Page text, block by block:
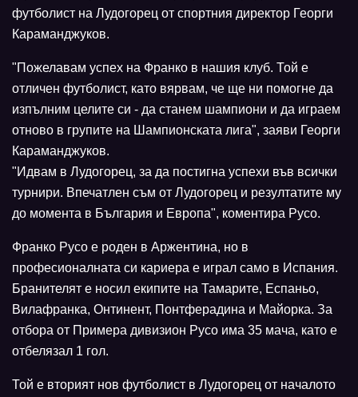
футболист на Лудогорец от спортния директор Георги
Караманджуков.
"Пожелавам успех на Франко в нашия клуб. Той е
отличен футболист, като вярвам, че ще ни помогне да
изпълним целите си - да станем шампиони и да играем
отново в групите на Шампионската лига", заяви Георги
Караманджуков.
"Идвам в Лудогорец, за да постигна успехи във всички
турнири. Впечатлен съм от Лудогорец и резултатите му
до момента в България и Европа", коментира Русо.
Франко Русо е роден в Аржентина, но в
професионалната си кариера е играл само в Испания.
Бранителят е носил екипите на Тамарите, Еспаньо,
Вилафранка, Онтинент, Понтферадина и Майорка. За
отбора от Примера дивизион Русо има 35 мача, като е
отбелязал 1 гол.
Той е вторият нов футболист в Лудогорец от началото